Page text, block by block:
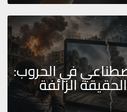
في الحروب:
الزائفة